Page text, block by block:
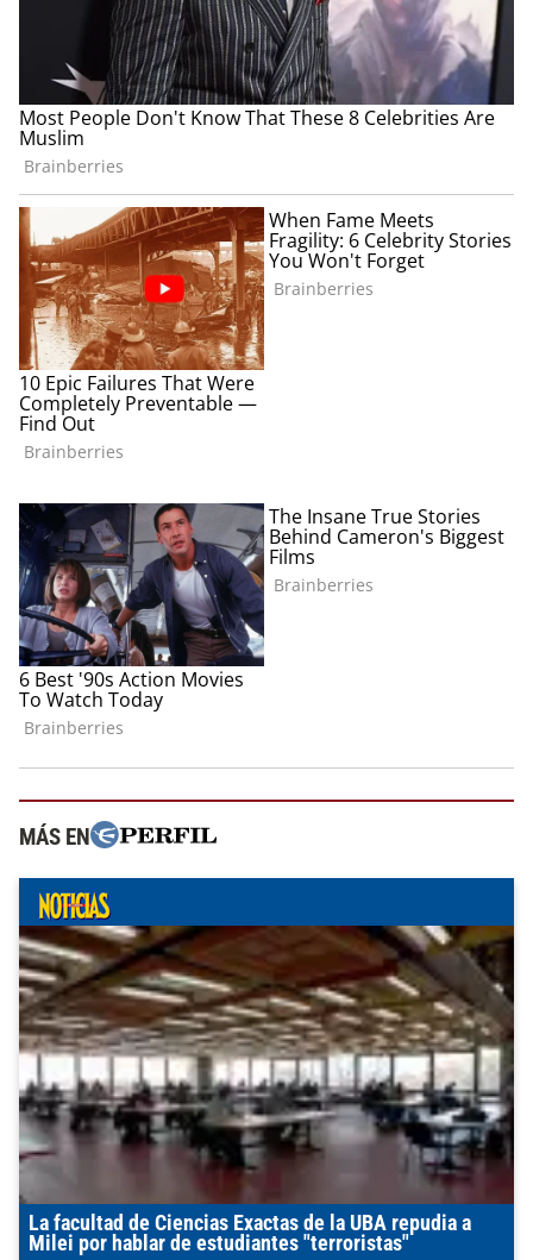
MÁS EN
La facultad de Ciencias Exactas de la UBA repudia a
Milei por hablar de estudiantes "terroristas"